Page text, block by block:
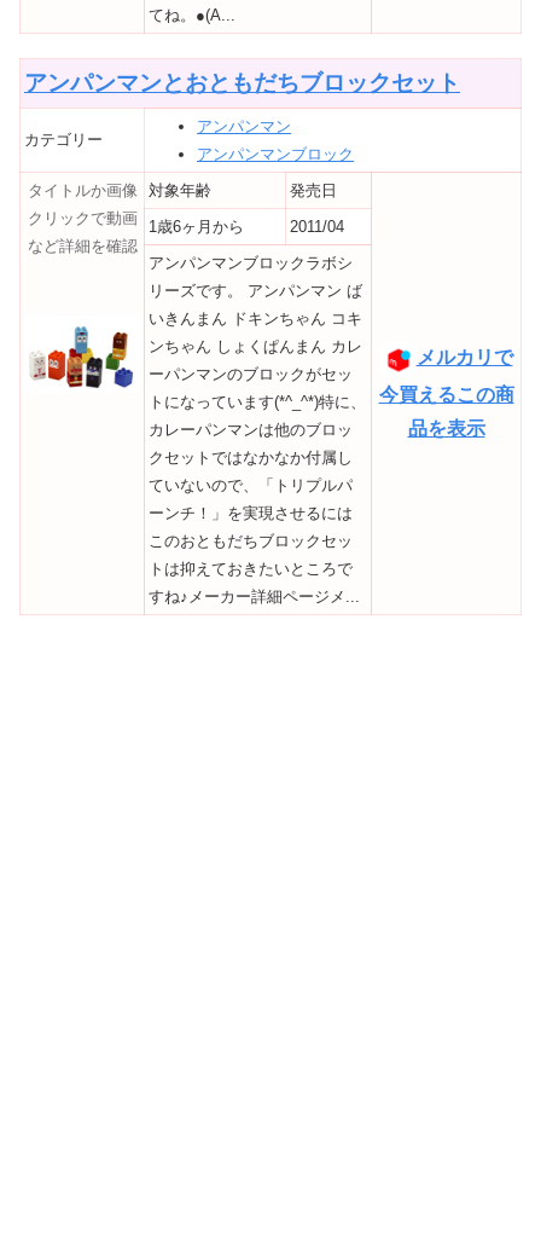
てね。●(A...
アンパンマンとおともだちブロックセット
カテゴリー
アンパンマン
アンパンマンブロック
タイトルか画像
クリックで動画
など詳細を確認
対象年齢 発売日
メルカリで
今買えるこの商
品を表示
1歳6ヶ月から
2011/04
アンパンマンブロックラボシ
リーズです。 アンパンマン ば
いきんまん ドキンちゃん コキ
ンちゃん しょくぱんまん カレ
ーパンマンのブロックがセッ
トになっています(*^_^*)特に、
カレーパンマンは他のブロッ
クセットではなかなか付属し
ていないので、「トリプルパ
ーンチ！」を実現させるには
このおともだちブロックセッ
トは抑えておきたいところで
すね♪メーカー詳細ページメ...